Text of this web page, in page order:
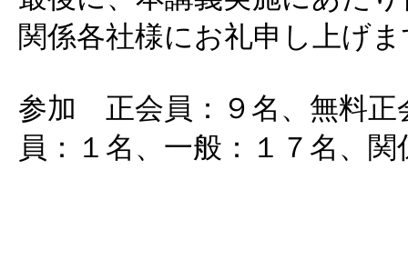
関係各社様にお礼申し上げ
参加 正会員：９名、無料正
員：１名、一般：１７名、関